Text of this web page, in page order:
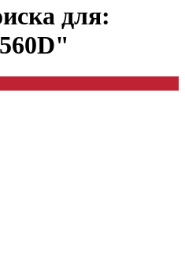
для: